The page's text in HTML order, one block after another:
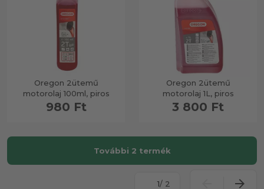
Oregon 2ütemű
motorolaj 100ml, piros
980 Ft
Oregon 2ütemű
motorolaj 1L, piros
3 800 Ft
További 2 termék
/ 2